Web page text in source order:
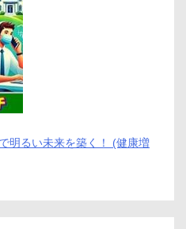
明るい未来を築く！ (健康増